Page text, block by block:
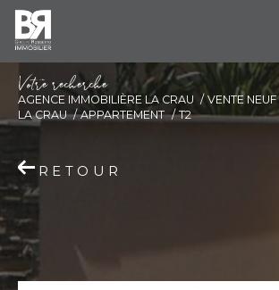
Votre recherche
AGENCE IMMOBILIÈRE LA CRAU
VENTE NEUF
LA CRAU
APPARTEMENT T2
RETOUR